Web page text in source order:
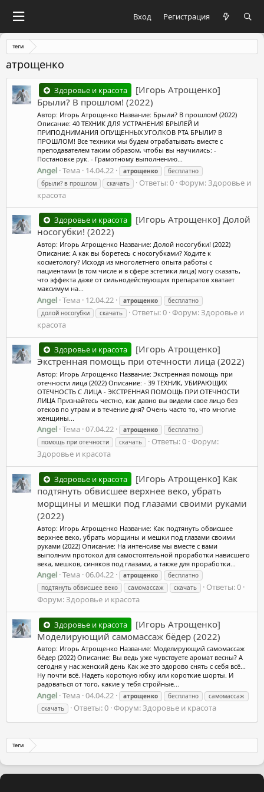
Вход Регистрация
Теги
атрощенко
Здоровье и красота
[Игорь Атрощенко]
Брыли? В прошлом! (2022)
Автор: Игорь Атрощенко Название: Брыли? В прошлом! (2022)
Описание: 40 ТЕХНИК ДЛЯ УСТРАНЕНИЯ БРЫЛЕЙ И
ПРИПОДНИМАНИЯ ОПУЩЕННЫХ УГОЛКОВ РТА БРЫЛИ? В
ПРОШЛОМ! Все техники мы будем отрабатывать вместе с
преподавателем таким образом, чтобы вы научились: -
Постановке рук. - Грамотному выполнению...
Angel Тема 14.04.22 атрощенко
бесплатно
брыли? в прошлом
скачать Ответы: 0 Форум:Здоровье и
красота
Здоровье и красота
[Игорь Атрощенко] Долой
носогубки! (2022)
Автор: Игорь Атрощенко Название: Долой носогубки! (2022)
Описание: А как вы боретесь с носогубками? Ходите к
косметологу? Исходя из многолетнего опыта работы с
пациентами (в том числе и в сфере эстетики лица) могу сказать,
что эффекта даже от сильнодействующих препаратов хватает
максимум на...
Angel Тема 12.04.22 атрощенко
бесплатно
долой носогубки
скачать Ответы: 0 Форум:Здоровье и
красота
Здоровье и красота
[Игорь Атрощенко]
Экстренная помощь при отечности лица (2022)
Автор: Игорь Атрощенко Название: Экстренная помощь при
отечности лица (2022) Описание: - 39 ТЕХНИК, УБИРАЮЩИХ
ОТЕЧНОСТЬ С ЛИЦА - ЭКСТРЕННАЯ ПОМОЩЬ ПРИ ОТЕЧНОСТИ
ЛИЦА Признайтесь честно, как давно вы видели свое лицо без
отеков по утрам и в течение дня? Очень часто то, что многие
женщины...
Angel Тема 07.04.22 атрощенко
бесплатно
помощь при отечности
скачать Ответы: 0 Форум:
Здоровье и красота
Здоровье и красота
[Игорь Атрощенко] Как
подтянуть обвисшее верхнее веко, убрать
морщины и мешки под глазами своими руками
(2022)
Автор: Игорь Атрощенко Название: Как подтянуть обвисшее
верхнее веко, убрать морщины и мешки под глазами своими
руками (2022) Описание: На интенсиве мы вместе с вами
выполним протокол для самостоятельной проработки нависшего
века, мешков, синяков под глазами, а также для проработки...
Angel Тема 06.04.22 атрощенко
бесплатно
подтянуть обвисшее веко
самомассаж скачать
Ответы: 0
Форум:Здоровье и красота
Здоровье и красота
[Игорь Атрощенко]
Моделирующий самомассаж бёдер (2022)
Автор: Игорь Атрощенко Название: Моделирующий самомассаж
бёдер (2022) Описание: Вы ведь уже чувствуете аромат весны? А
сегодня у нас женский день Как же это здорово снять с себя всё...
Ну почти всё. Надеть короткую юбку или короткие шорты. И
радоваться от того, какие у тебя стройные...
Angel Тема 04.04.22 атрощенко бесплатно
самомассаж
скачать
Ответы: 0 Форум:Здоровье и красота
Теги